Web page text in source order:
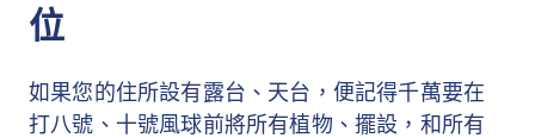
位
如果您的住所設有露台、天台，便記得千萬要在
打八號、十號風球前將所有植物、擺設，和所有